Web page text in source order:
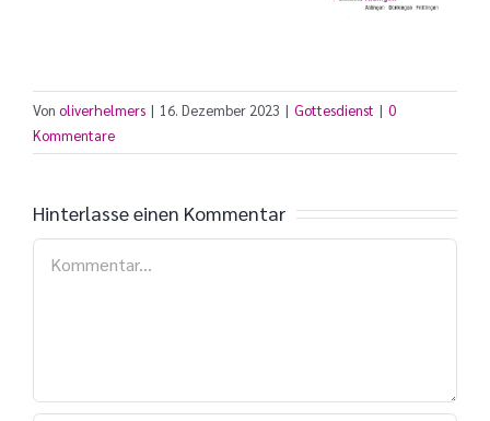
Von oliverhelmers | 16. Dezember 2023 | Gottesdienst | 0
Kommentare
Hinterlasse einen Kommentar
Kommentar